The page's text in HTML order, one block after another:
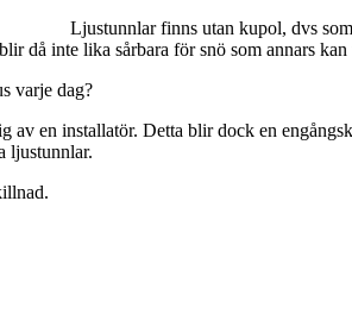
Ljustunnlar finns utan kupol, dvs
då inte lika sårbara för snö som annars
varje dag?
en installatör. Detta blir dock en
ljustunnlar.